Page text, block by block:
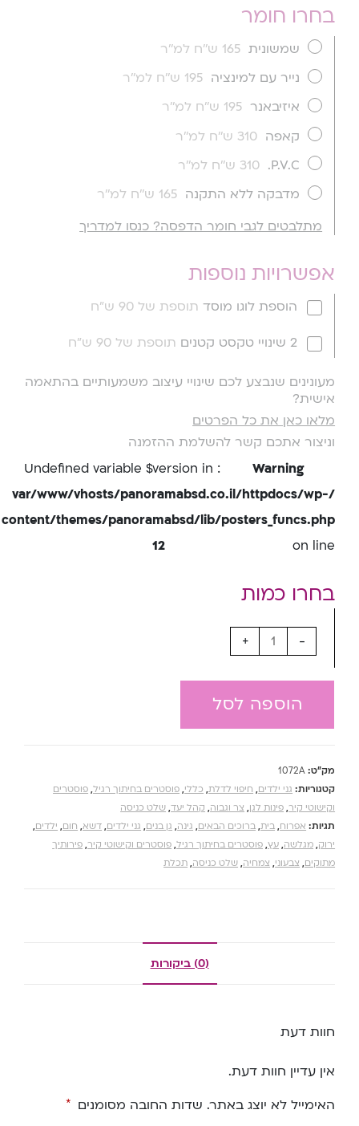
בחרו חומר
שמשונית 165 ש''ח למ''ר
נייר עם למינציה 195 ש''ח למ''ר
איזיבאנר 195 ש''ח למ''ר
קאפה 310 ש''ח למ''ר
P.V.C.
310 ש''ח למ''ר
מדבקה ללא התקנה 165 ש''ח למ''ר
מתלבטים לגבי חומר הדפסה? כנסו למדריך
אפשרויות נוספות
הוספת לוגו מוסד תוספת של 90 ש"ח
2 שינויי טקסט קטנים תוספת של 90 ש"ח
מעונינים שנבצע לכם שינויי עיצוב משמעותיים בהתאמה
אישית?
מלאו כאן את כל הפרטים
וניצור אתכם קשר להשלמת ההזמנה
Warning
: Undefined variable $version in
/var/www/vhosts/panoramabsd.co.il/httpdocs/wp-
content/themes/panoramabsd/lib/posters_funcs.php
on line
12
-
+
הוספה לסל
מק"ט: 1072A
קטגוריות: גני ילדים, חיפוי לדלת, כללי, פוסטרים בחיתוך רגיל, פוסטרים
וקישוטי קיר, פינות לגן, צר וגבוה, קהל יעד, שלט כניסה
תגיות: אפרוח, בית, ברוכים הבאים, גינה, גן בנים, גני ילדים, דשא, חום, ילדים,
ירוק, מגלשה, עץ, פוסטרים בחיתוך רגיל, פוסטרים וקישוטי קיר, פירותיך
מתוקים, צבעוני, צמחיה, שלט כניסה, תכלת
(0) ביקורות
חוות דעת
אין עדיין חוות דעת.
האימייל לא יוצג באתר. שדות החובה מסומנים *